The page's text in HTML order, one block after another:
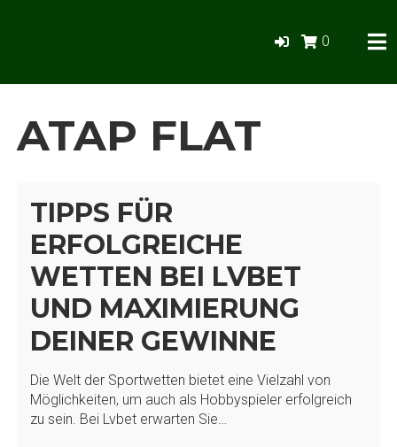
PERCAYAKAN KEBUTUHAN BAHAN BANGUNAN ANDA
0
ATAP FLAT
TIPPS FÜR
ERFOLGREICHE
WETTEN BEI LVBET
UND MAXIMIERUNG
DEINER GEWINNE
Die Welt der Sportwetten bietet eine Vielzahl von
Möglichkeiten, um auch als Hobbyspieler erfolgreich
zu sein. Bei Lvbet erwarten Sie…